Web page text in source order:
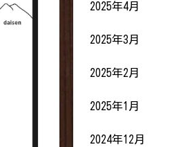
2025年4月
2025年3月
2025年2月
2025年1月
2024年12月